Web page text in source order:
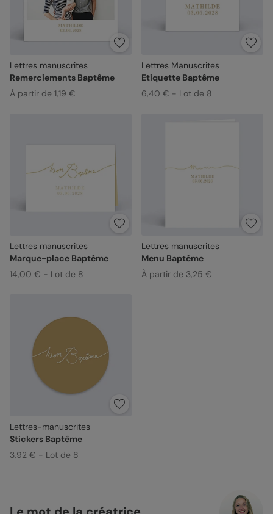
Lettres manuscrites
Remerciements Baptême
À partir de 1,19 €
Lettres Manuscrites
Etiquette Baptême
6,40 € - Lot de 8
Lettres manuscrites
Marque-place Baptême
14,00 € - Lot de 8
Lettres manuscrites
Menu Baptême
À partir de 3,25 €
Lettres-manuscrites
Stickers Baptême
3,92 € - Lot de 8